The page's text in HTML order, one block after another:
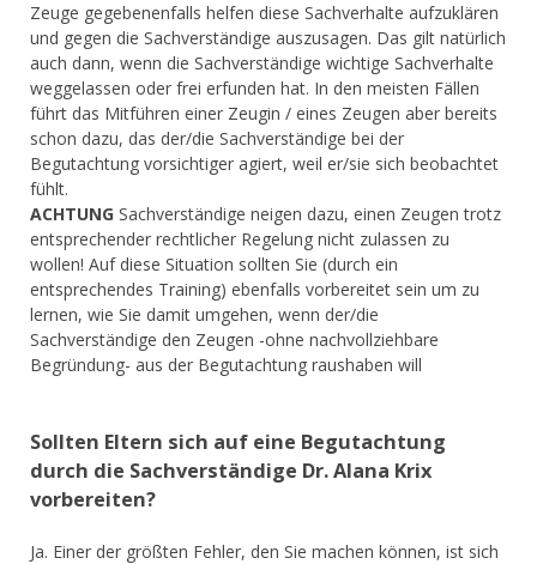
Zeuge gegebenenfalls helfen diese Sachverhalte aufzuklären
und gegen die Sachverständige auszusagen. Das gilt natürlich
auch dann, wenn die Sachverständige wichtige Sachverhalte
weggelassen oder frei erfunden hat. In den meisten Fällen
führt das Mitführen einer Zeugin / eines Zeugen aber bereits
schon dazu, das der/die Sachverständige bei der
Begutachtung vorsichtiger agiert, weil er/sie sich beobachtet
fühlt.
ACHTUNG Sachverständige neigen dazu, einen Zeugen trotz
entsprechender rechtlicher Regelung nicht zulassen zu
wollen! Auf diese Situation sollten Sie (durch ein
entsprechendes Training) ebenfalls vorbereitet sein um zu
lernen, wie Sie damit umgehen, wenn der/die
Sachverständige den Zeugen -ohne nachvollziehbare
Begründung- aus der Begutachtung raushaben will
Sollten Eltern sich auf eine Begutachtung
durch die Sachverständige Dr. Alana Krix
vorbereiten?
Ja. Einer der größten Fehler, den Sie machen können, ist sich